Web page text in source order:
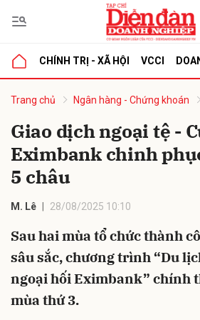
CHÍNH TRỊ - XÃ HỘI VCCI
Trang chủ Ngân hàng - Chứng khoán
Giao dịch ngoại tệ -
Eximbank chinh
5 châu
M. Lê 28/08/2025 10:10
Sau hai mùa tổ chức thành
sâu sắc, chương trình “Du
ngoại hối Eximbank” chính
mùa thứ 3.
luận